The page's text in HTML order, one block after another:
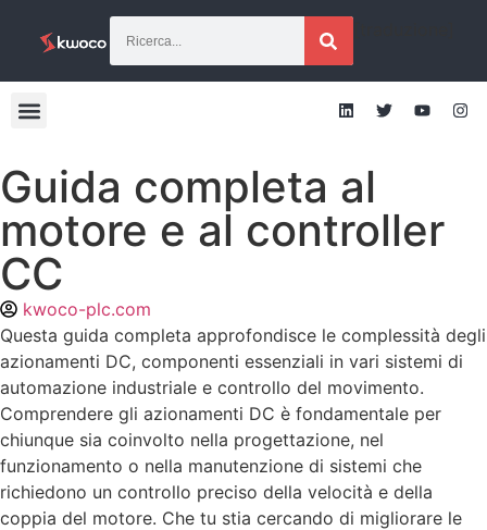
Guida completa al
motore e al controller
CC
kwoco-plc.com
Questa guida completa approfondisce le complessità degli
azionamenti DC, componenti essenziali in vari sistemi di
automazione industriale e controllo del movimento.
Comprendere gli azionamenti DC è fondamentale per
chiunque sia coinvolto nella progettazione, nel
funzionamento o nella manutenzione di sistemi che
richiedono un controllo preciso della velocità e della
coppia del motore. Che tu stia cercando di migliorare le